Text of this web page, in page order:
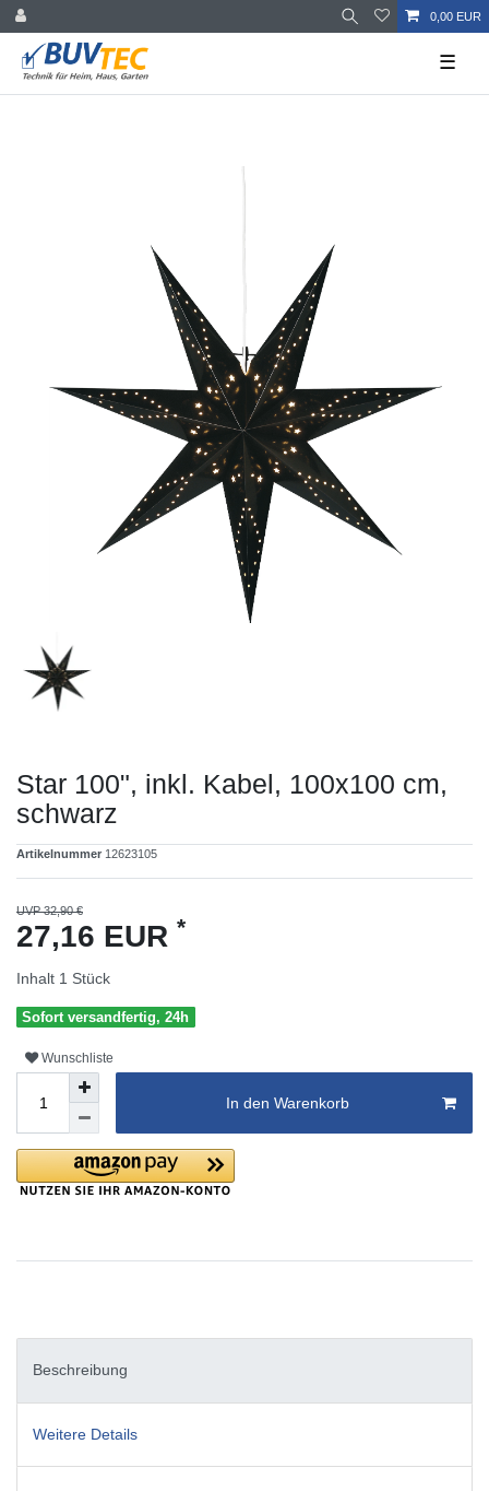
0,00 EUR
☰
Star 100", inkl. Kabel, 100x100 cm,
schwarz
Artikelnummer 12623105
UVP 32,90 €
27,16 EUR *
Inhalt 1 Stück
Sofort versandfertig, 24h
Wunschliste
In den Warenkorb
Beschreibung
Weitere Details